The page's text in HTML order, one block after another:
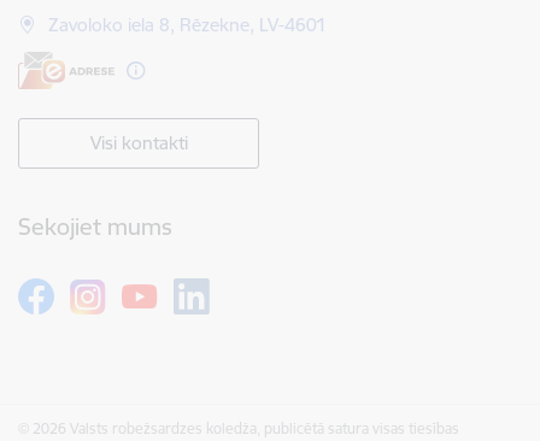
Zavoloko iela 8, Rēzekne, LV-4601
Visi kontakti
Sekojiet mums
© 2026 Valsts robežsardzes koledža, publicētā satura visas tiesības